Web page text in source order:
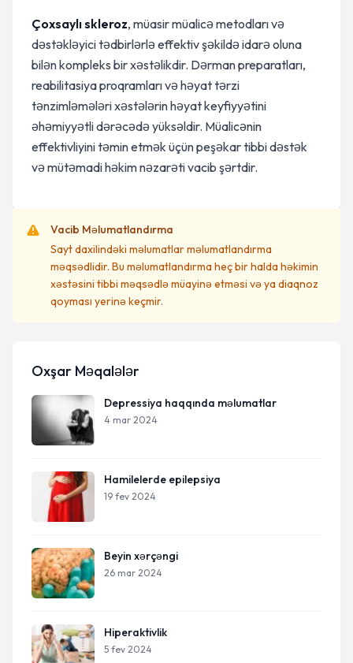
Çoxsaylı skleroz, müasir müalicə metodları və
dəstəkləyici tədbirlərlə effektiv şəkildə idarə oluna
bilən kompleks bir xəstəlikdir. Dərman preparatları,
reabilitasiya proqramları və həyat tərzi
tənzimləmələri xəstələrin həyat keyfiyyətini
əhəmiyyətli dərəcədə yüksəldir. Müalicənin
effektivliyini təmin etmək üçün peşəkar tibbi dəstək
və mütəmadi həkim nəzarəti vacib şərtdir.
Vacib Məlumatlandırma
Sayt daxilindəki məlumatlar məlumatlandırma
məqsədlidir. Bu məlumatlandırma heç bir halda həkimin
xəstəsini tibbi məqsədlə müayinə etməsi və ya diaqnoz
qoyması yerinə keçmir.
Oxşar Məqalələr
Depressiya haqqında məlumatlar
4 mar 2024
Hamilelerde epilepsiya
19 fev 2024
Beyin xərçəngi
26 mar 2024
Hiperaktivlik
5 fev 2024